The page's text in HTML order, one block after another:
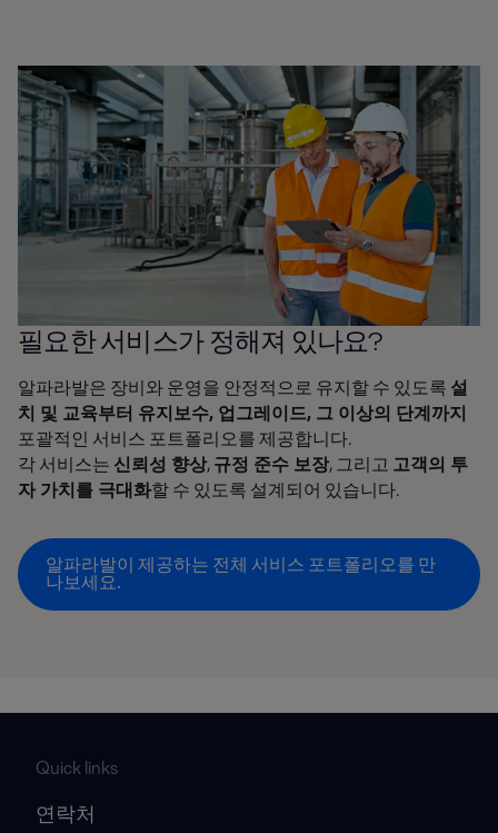
필요한 서비스가 정해져 있나요?
알파라발은 장비와 운영을 안정적으로 유지할 수 있도록 설
치 및 교육부터 유지보수, 업그레이드, 그 이상의 단계까지
포괄적인 서비스 포트폴리오를 제공합니다.
각 서비스는 신뢰성 향상,규정 준수 보장, 그리고 고객의 투
자 가치를 극대화할 수 있도록 설계되어 있습니다.
알파라발이 제공하는 전체 서비스 포트폴리오를 만
나보세요.
Quick links
연락처